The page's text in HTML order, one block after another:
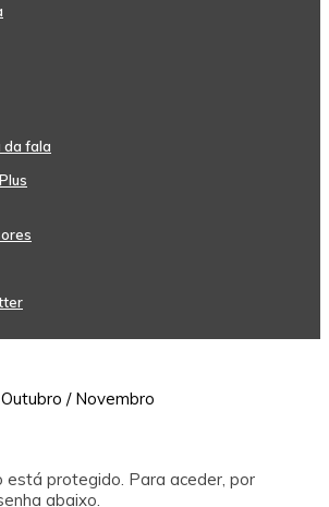
da fala
/ Novembro
está protegido. Para aceder, por
abaixo.